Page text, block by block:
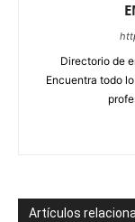
Directorio de
Encuentra todo
Artículos